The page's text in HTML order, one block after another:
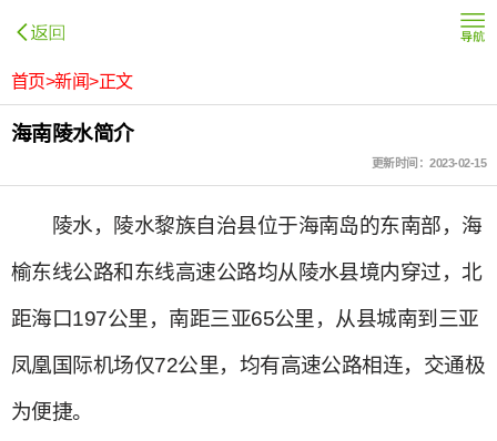
首页>新闻>正文
海南陵水简介
更新时间：2023-02-15
陵水，陵水黎族自治县位于海南岛的东南部，海
榆东线公路和东线高速公路均从陵水县境内穿过，北
距海口197公里，南距三亚65公里，从县城南到三亚
凤凰国际机场仅72公里，均有高速公路相连，交通极
为便捷。